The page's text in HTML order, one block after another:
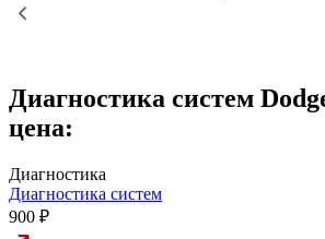
Диагностика систем
цена:
Диагностика
Диагностика систем
900 ₽